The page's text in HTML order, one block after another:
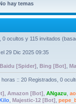
No hay temas
ocultos y 115 invitados
el 29 Dic 2025 09:35
Baidu [Spider] Bing [Bot]
:: 20 Registrados, 0
Amazon [Bot] ANgazu
Majestic-12 [Bot]